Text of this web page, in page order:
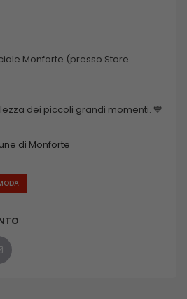
Monforte (presso Store
dei piccoli grandi momenti. 💙
di Monforte